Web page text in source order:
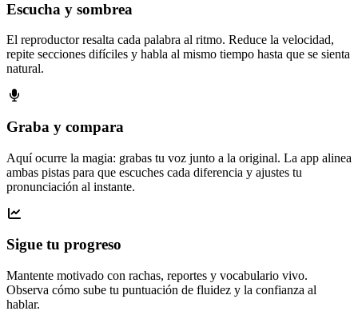
Escucha y sombrea
El reproductor resalta cada palabra al ritmo. Reduce la velocidad,
repite secciones difíciles y habla al mismo tiempo hasta que se sienta
natural.
Graba y compara
Aquí ocurre la magia: grabas tu voz junto a la original. La app alinea
ambas pistas para que escuches cada diferencia y ajustes tu
pronunciación al instante.
Sigue tu progreso
Mantente motivado con rachas, reportes y vocabulario vivo.
Observa cómo sube tu puntuación de fluidez y la confianza al
hablar.